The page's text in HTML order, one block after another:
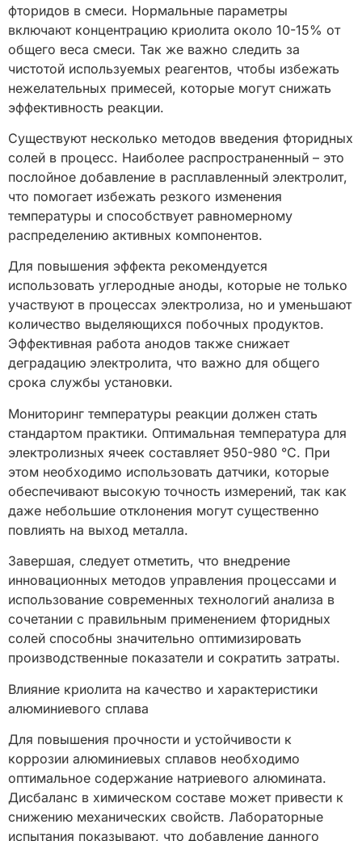
фторидов в смеси. Нормальные параметры
включают концентрацию криолита около 10-15% от
общего веса смеси. Так же важно следить за
чистотой используемых реагентов, чтобы избежать
нежелательных примесей, которые могут снижать
эффективность реакции.
Существуют несколько методов введения фторидных
солей в процесс. Наиболее распространенный – это
послойное добавление в расплавленный электролит,
что помогает избежать резкого изменения
температуры и способствует равномерному
распределению активных компонентов.
Для повышения эффекта рекомендуется
использовать углеродные аноды, которые не только
участвуют в процессах электролиза, но и уменьшают
количество выделяющихся побочных продуктов.
Эффективная работа анодов также снижает
деградацию электролита, что важно для общего
срока службы установки.
Мониторинг температуры реакции должен стать
стандартом практики. Оптимальная температура для
электролизных ячеек составляет 950-980 °C. При
этом необходимо использовать датчики, которые
обеспечивают высокую точность измерений, так как
даже небольшие отклонения могут существенно
повлиять на выход металла.
Завершая, следует отметить, что внедрение
инновационных методов управления процессами и
использование современных технологий анализа в
сочетании с правильным применением фторидных
солей способны значительно оптимизировать
производственные показатели и сократить затраты.
Влияние криолита на качество и характеристики
алюминиевого сплава
Для повышения прочности и устойчивости к
коррозии алюминиевых сплавов необходимо
оптимальное содержание натриевого алюмината.
Дисбаланс в химическом составе может привести к
снижению механических свойств. Лабораторные
испытания показывают, что добавление данного